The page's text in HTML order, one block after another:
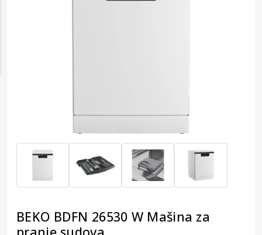
BEKO BDFN 26530 W Mašina za